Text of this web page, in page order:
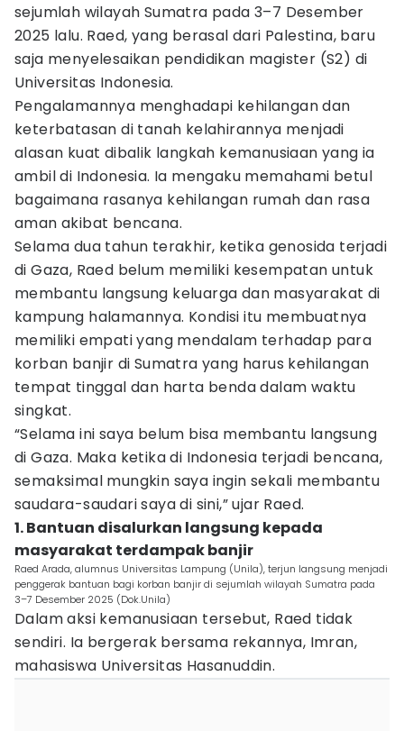
sejumlah wilayah Sumatra pada 3–7 Desember
2025 lalu. Raed, yang berasal dari Palestina, baru
saja menyelesaikan pendidikan magister (S2) di
Universitas Indonesia.
Pengalamannya menghadapi kehilangan dan
keterbatasan di tanah kelahirannya menjadi
alasan kuat dibalik langkah kemanusiaan yang ia
ambil di Indonesia. Ia mengaku memahami betul
bagaimana rasanya kehilangan rumah dan rasa
aman akibat bencana.
Selama dua tahun terakhir, ketika genosida terjadi
di Gaza, Raed belum memiliki kesempatan untuk
membantu langsung keluarga dan masyarakat di
kampung halamannya. Kondisi itu membuatnya
memiliki empati yang mendalam terhadap para
korban banjir di Sumatra yang harus kehilangan
tempat tinggal dan harta benda dalam waktu
singkat.
“Selama ini saya belum bisa membantu langsung
di Gaza. Maka ketika di Indonesia terjadi bencana,
semaksimal mungkin saya ingin sekali membantu
saudara-saudari saya di sini,” ujar Raed.
1. Bantuan disalurkan langsung kepada
masyarakat terdampak banjir
Raed Arada, alumnus Universitas Lampung (Unila), terjun langsung menjadi
penggerak bantuan bagi korban banjir di sejumlah wilayah Sumatra pada
3–7 Desember 2025 (Dok.Unila)
Dalam aksi kemanusiaan tersebut, Raed tidak
sendiri. Ia bergerak bersama rekannya, Imran,
mahasiswa Universitas Hasanuddin.